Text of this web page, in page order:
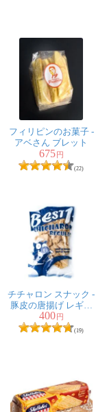
フィリピンのお菓子 -
アベさん ブレット
675円
(22)
チチャロン スナック -
豚皮の唐揚げ レギュ
ラー味 Chicharon
Regular 〔Best１〕
400 円
(19)